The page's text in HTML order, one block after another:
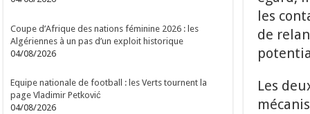
les
de
Les
Coupe d’Afrique des nations féminine 2026 : les
Algériennes à un pas d’un exploit historique
04/08/2026
Equipe nationale de football : les Verts tournent la
page Vladimir Petković
04/08/2026